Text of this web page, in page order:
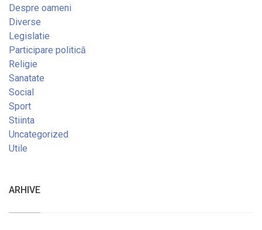
Despre oameni
Diverse
Legislatie
Participare politică
Religie
Sanatate
Social
Sport
Stiinta
Uncategorized
Utile
ARHIVE